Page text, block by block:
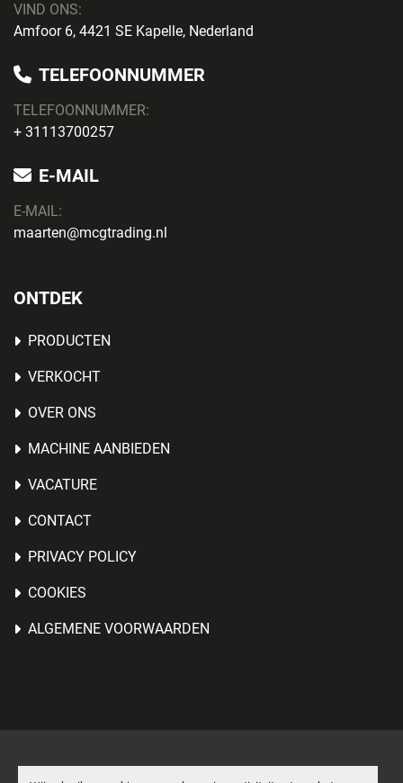
VIND ONS:
Amfoor 6, 4421 SE Kapelle, Nederland
TELEFOONNUMMER
TELEFOONNUMMER:
+ 31113700257
E-MAIL
E-MAIL:
maarten@mcgtrading.nl
ONTDEK
PRODUCTEN
VERKOCHT
OVER ONS
MACHINE AANBIEDEN
VACATURE
CONTACT
PRIVACY POLICY
COOKIES
ALGEMENE VOORWAARDEN